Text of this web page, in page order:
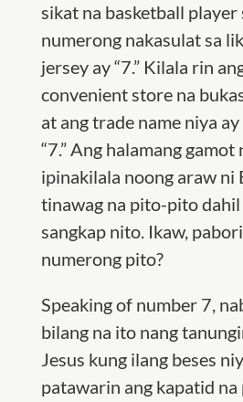
sikat na basketball player
numerong nakasulat sa
jersey ay “7.” Kilala rin
convenient store na
at ang trade name niya
“7.” Ang halamang gamot
ipinakilala noong araw ni
tinawag na pito-pito
sangkap nito. Ikaw,
numerong pito?
Speaking of number 7,
bilang na ito nang
Jesus kung ilang beses
patawarin ang kapatid